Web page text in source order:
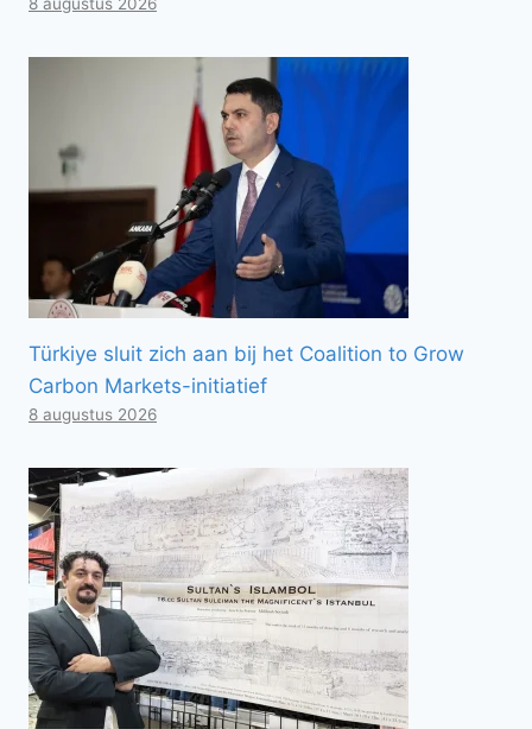
Türkiye sluit zich aan bij het Coalition to Grow
Carbon Markets-initiatief
8 augustus 2026